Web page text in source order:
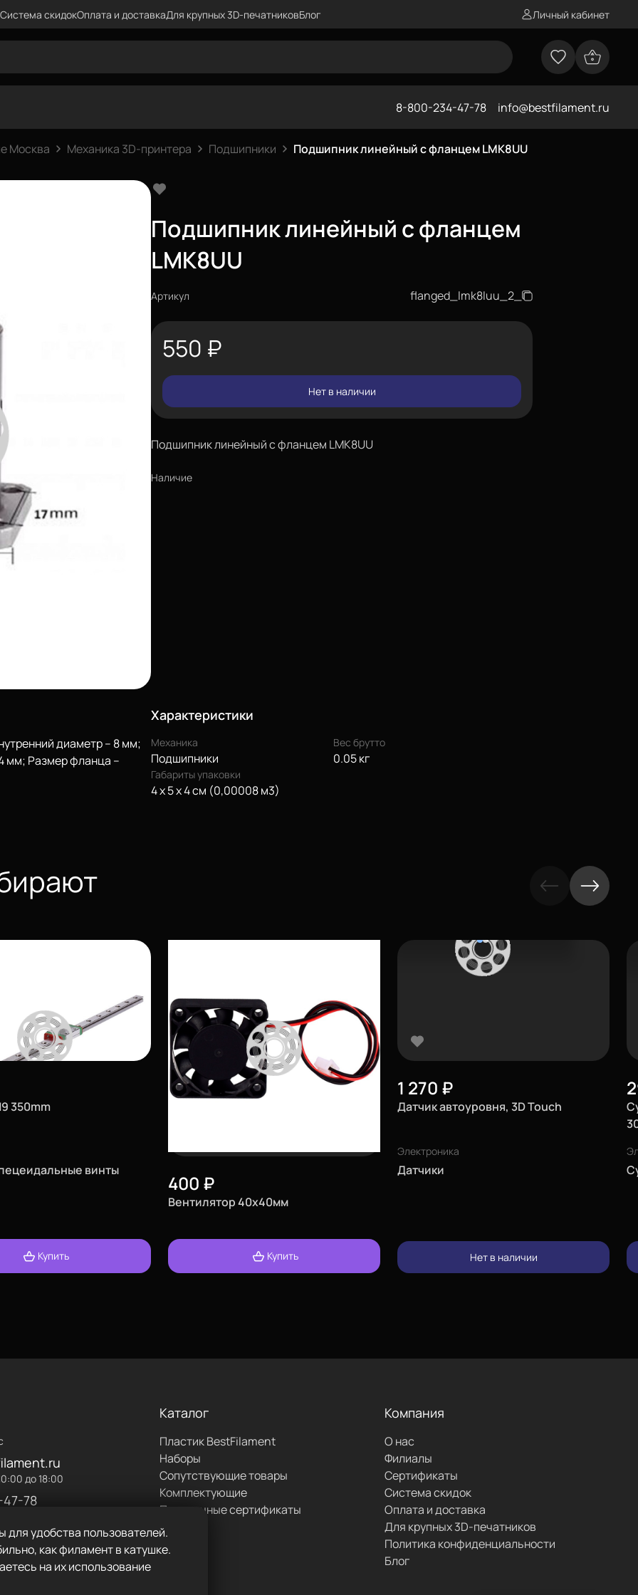
Система скидокОплата и доставкаДля крупных 3D-печатниковБлог Личный кабинет
8-800-234-47-78 info@bestfilament.ru
Москва Механика 3D-принтера Подшипники Подшипник линейный с фланцем LMK8UU
Подшипник линейный с фланцем
LMK8UU
Артикул flanged_lmk8luu_2_
550 ₽
Нет в наличии
Подшипник линейный с фланцем LMK8UU
Наличие
диаметр – 8 мм;
мм; Размер фланца –
Характеристики
Механика
Подшипники
Вес брутто
0.05 кг
Габариты упаковки
4 x 5 x 4 см (0,00008 м3)
350mm
винты
Купить
400 ₽
Вентилятор 40х40мм
Купить
1 270 ₽
Датчик автоуровня, 3D Touch
Электроника
Датчики
Нет в наличии
до 18:00
78
Каталог
Пластик BestFilament
Наборы
Сопутствующие товары
Комплектующие
Подарочные сертификаты
Компания
О нас
Филиалы
Сертификаты
Система скидок
Оплата и доставка
Для крупных 3D-печатников
Политика конфиденциальности
Блог
для удобства пользователей.
как филамент в катушке.
на их использование